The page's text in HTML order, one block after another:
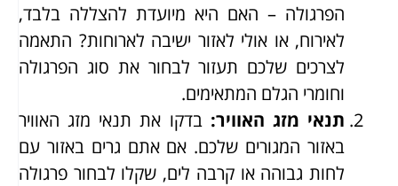
הפרגולה – האם היא מיועדת להצללה בלבד,
לאירוח, או אולי לאזור ישיבה לארוחות? התאמה
לצרכים שלכם תעזור לבחור את סוג הפרגולה
וחומרי הגלם המתאימים.
תנאי מזג האוויר: בדקו את תנאי מזג האוויר
באזור המגורים שלכם. אם אתם גרים באזור עם
לחות גבוהה או קרבה לים, שקלו לבחור פרגולה